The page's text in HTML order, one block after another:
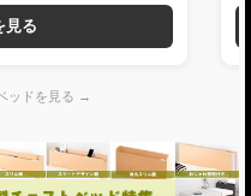
見る
ッドを見る →